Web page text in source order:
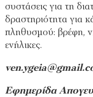
συστάσεις για τη
δραστηριότητα για
πληθυσμού: βρέφη,
ενήλικες.
Εφημερίδα